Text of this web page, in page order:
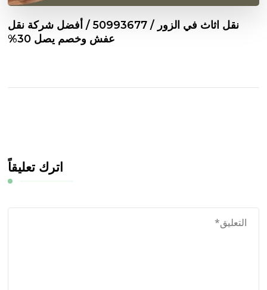
نقل اثاث في الزور / 50993677 / أفضل شركة نقل
عفش وخصم يصل 30%
اترك تعليقاً